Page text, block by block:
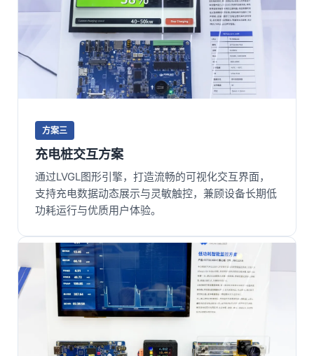
方案三
充电桩交互方案
通过LVGL图形引擎，打造流畅的可视化交互界面，
支持充电数据动态展示与灵敏触控，兼顾设备长期低
功耗运行与优质用户体验。